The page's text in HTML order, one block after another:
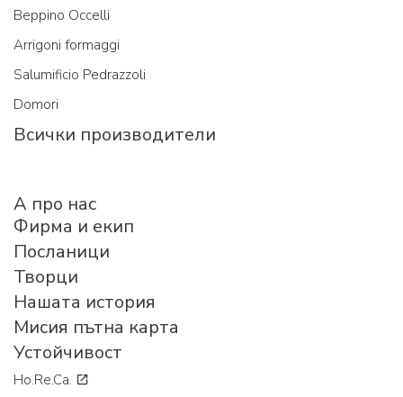
Beppino Occelli
Arrigoni formaggi
Salumificio Pedrazzoli
Domori
Всички производители
A про нас
Фирма и екип
Посланици
Творци
Нашата история
Мисия пътна карта
Устойчивост
Ho.Re.Ca.